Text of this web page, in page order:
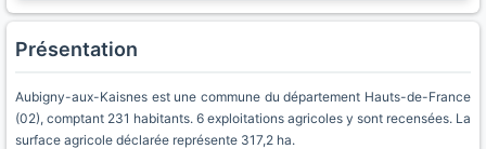
Présentation
Aubigny-aux-Kaisnes est une commune du département Hauts-de-France
(02), comptant 231 habitants. 6 exploitations agricoles y sont recensées. La
surface agricole déclarée représente 317,2 ha.